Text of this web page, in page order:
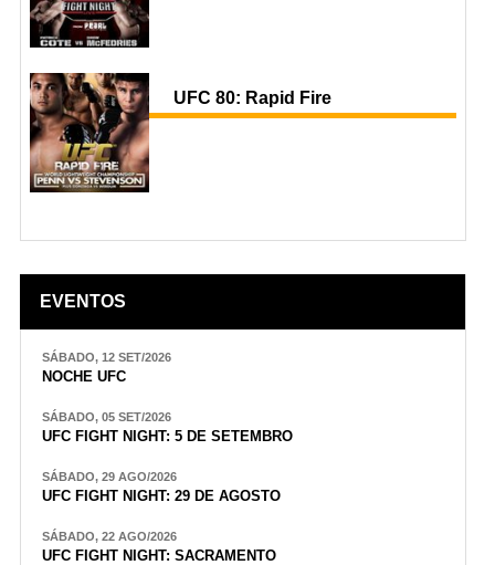
UFC 80: Rapid Fire
EVENTOS
SÁBADO, 12 SET/2026
NOCHE UFC
SÁBADO, 05 SET/2026
UFC FIGHT NIGHT: 5 DE SETEMBRO
SÁBADO, 29 AGO/2026
UFC FIGHT NIGHT: 29 DE AGOSTO
SÁBADO, 22 AGO/2026
UFC FIGHT NIGHT: SACRAMENTO